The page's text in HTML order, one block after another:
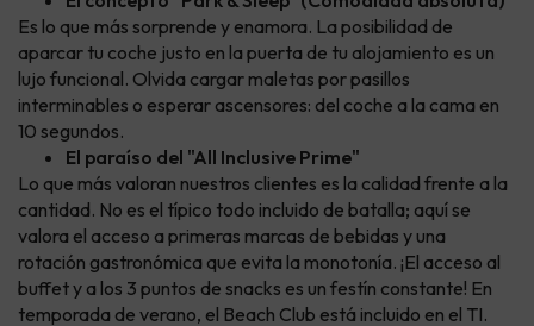
Es lo que más sorprende y enamora. La posibilidad de
aparcar tu coche justo en la puerta de tu alojamiento es un
lujo funcional. Olvida cargar maletas por pasillos
interminables o esperar ascensores: del coche a la cama en
10 segundos.
El paraíso del "All Inclusive Prime"
Lo que más valoran nuestros clientes es la calidad frente a la
cantidad. No es el típico todo incluido de batalla; aquí se
valora el acceso a primeras marcas de bebidas y una
rotación gastronómica que evita la monotonía. ¡El acceso al
buffet y a los 3 puntos de snacks es un festín constante! En
temporada de verano, el Beach Club está incluido en el TI.